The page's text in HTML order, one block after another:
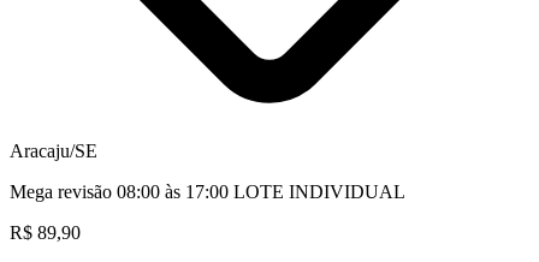
Aracaju/SE
Mega revisão 08:00 às 17:00 LOTE INDIVIDUAL
R$ 89,90